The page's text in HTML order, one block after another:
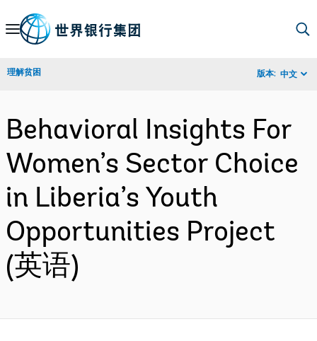
Skip
Navigation
理解贫困 版本: 中文
Behavioral Insights For
Women’s Sector Choice
in Liberia’s Youth
Opportunities Project
(英语)